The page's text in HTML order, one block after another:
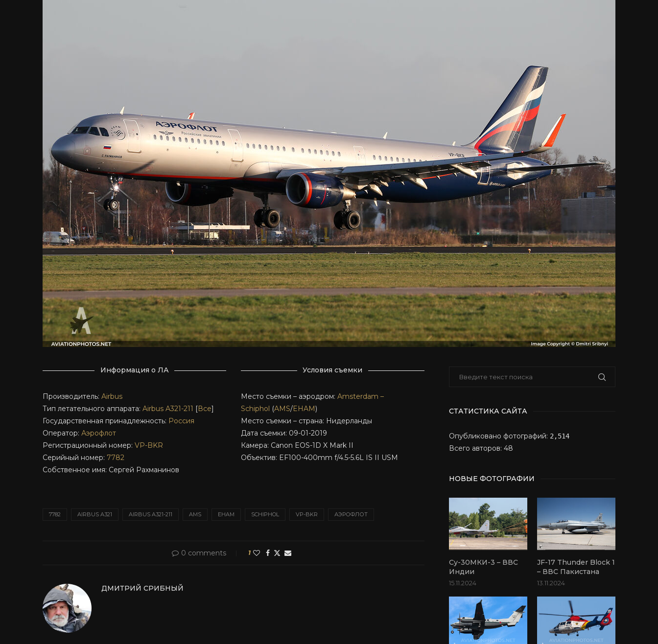
Информация о ЛА
Производитель: Airbus
Тип летательного аппарата: Airbus A321-211 [Все]
Государственная принадлежность: Россия
Оператор: Аэрофлот
Регистрационный номер: VP-BKR
Серийный номер: 7782
Собственное имя: Сергей Рахманинов
Условия съемки
Место съемки – аэродром: Amsterdam –
Schiphol (AMS/EHAM)
Место съемки – страна: Нидерланды
Дата съемки: 09-01-2019
Камера: Canon EOS-1D X Mark II
Объектив: EF100-400mm f/4.5-5.6L IS II USM
7782 AIRBUS A321 AIRBUS A321-211 AMS EHAM SCHIPHOL VP-BKR АЭРОФЛОТ
0 comments 1
ДМИТРИЙ СРИБНЫЙ
СТАТИСТИКА САЙТА
Опубликовано фотографий: 2,514
Всего авторов: 48
НОВЫЕ ФОТОГРАФИИ
Су-30МКИ-3 – ВВС
Индии
15.11.2024
JF-17 Thunder Block 1
– ВВС Пакистана
13.11.2024